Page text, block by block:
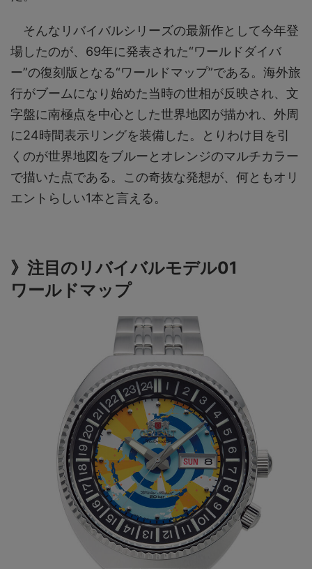
そんなリバイバルシリーズの最新作として今年登
場したのが、69年に発表された“ワールドダイバ
ー”の復刻版となる“ワールドマップ”である。海外旅
行がブームになり始めた当時の世相が反映され、文
字盤に南極点を中心とした世界地図が描かれ、外周
に24時間表示リングを装備した。とりわけ目を引
くのが世界地図をブルーとオレンジのマルチカラー
で描いた点である。この奇抜な発想が、何ともオリ
エントらしい1本と言える。
》注目のリバイバルモデル01
ワールドマップ